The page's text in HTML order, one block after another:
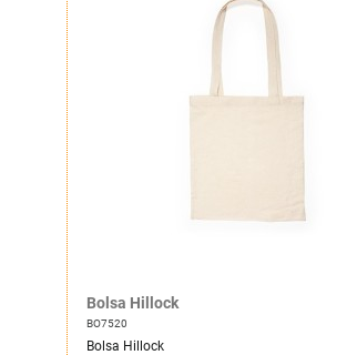
Bolsa Hillock
BO7520
Bolsa Hillock